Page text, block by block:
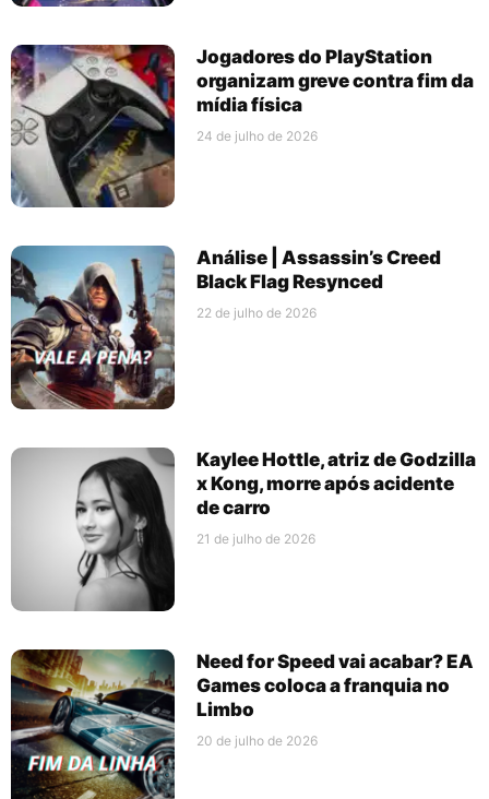
Jogadores do PlayStation
organizam greve contra fim da
mídia física
24 de julho de 2026
Análise | Assassin’s Creed
Black Flag Resynced
22 de julho de 2026
Kaylee Hottle, atriz de Godzilla
x Kong, morre após acidente
de carro
21 de julho de 2026
Need for Speed vai acabar? EA
Games coloca a franquia no
Limbo
20 de julho de 2026